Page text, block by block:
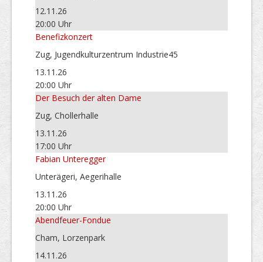
12.11.26
20:00 Uhr
Benefizkonzert
Zug, Jugendkulturzentrum Industrie45
13.11.26
20:00 Uhr
Der Besuch der alten Dame
Zug, Chollerhalle
13.11.26
17:00 Uhr
Fabian Unteregger
Unterägeri, Aegerihalle
13.11.26
20:00 Uhr
Abendfeuer-Fondue
Cham, Lorzenpark
14.11.26